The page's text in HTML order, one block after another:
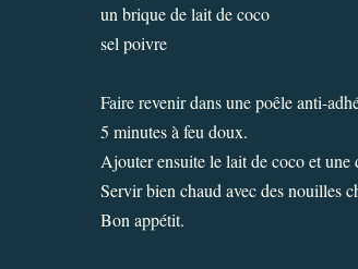
un brique de lait de coco
sel poivre
Faire revenir dans une poêle anti-
5 minutes à feu doux.
Ajouter ensuite le lait de coco et
Servir bien chaud avec des nouilles
Bon appétit.